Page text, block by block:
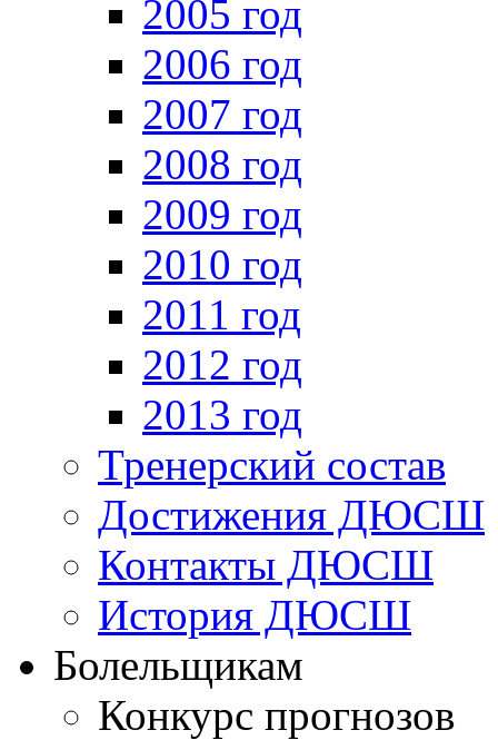
2005 год
2006 год
2007 год
2008 год
2009 год
2010 год
2011 год
2012 год
2013 год
Тренерский состав
Достижения ДЮСШ
Контакты ДЮСШ
История ДЮСШ
Болельщикам
Конкурс прогнозов